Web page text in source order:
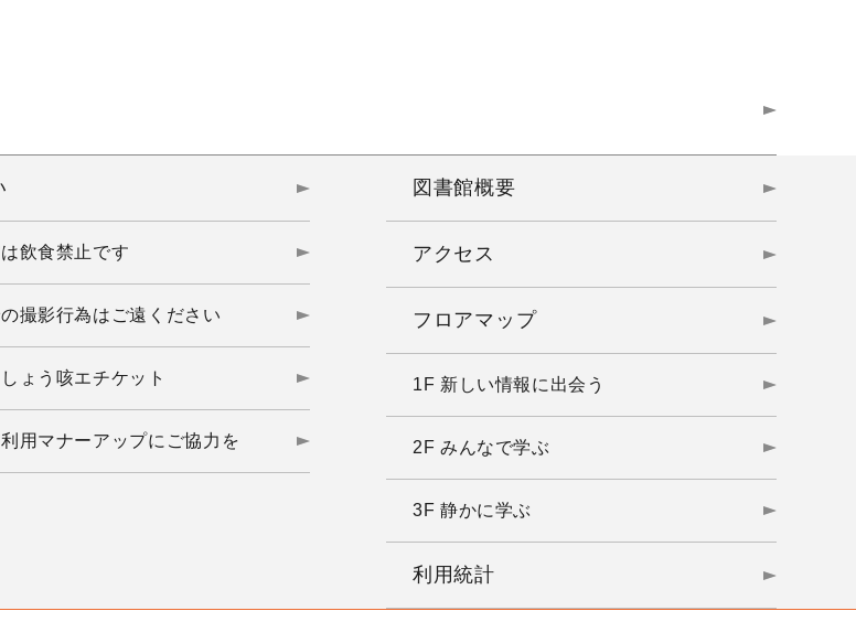
飲食禁止です
撮影行為はご遠ください
ょう咳エチケット
用マナーアップにご協力を
図書館概要
アクセス
フロアマップ
1F 新しい情報に出会う
2F みんなで学ぶ
3F 静かに学ぶ
利用統計